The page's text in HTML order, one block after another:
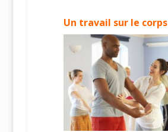
Un travail sur le corps